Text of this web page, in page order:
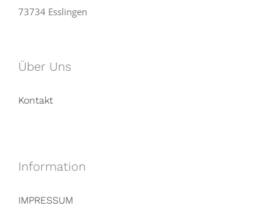
73734 Esslingen
Über Uns
Kontakt
Information
IMPRESSUM